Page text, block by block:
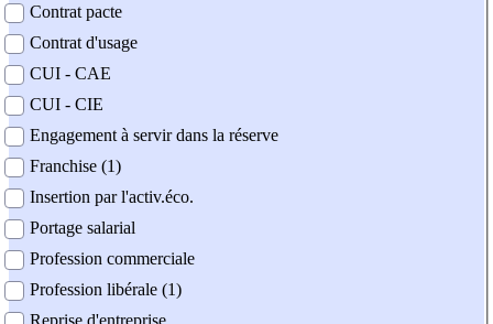
Contrat pacte
Contrat d'usage
CUI - CAE
CUI - CIE
Engagement à servir dans la réserve
Franchise (1)
Insertion par l'activ.éco.
Portage salarial
Profession commerciale
Profession libérale (1)